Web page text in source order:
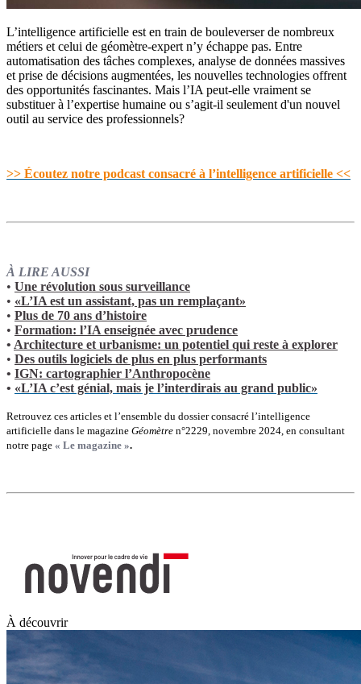
L’intelligence artificielle est en train de bouleverser de nombreux
métiers et celui de géomètre-expert n’y échappe pas. Entre
automatisation des tâches complexes, analyse de données massives
et prise de décisions augmentées, les nouvelles technologies offrent
des opportunités fascinantes. Mais l’IA peut-elle vraiment se
substituer à l’expertise humaine ou s’agit-il seulement d'un nouvel
outil au service des professionnels?
>> Écoutez notre podcast consacré à l’intelligence artificielle <<
À LIRE AUSSI
• Une révolution sous surveillance
• «L’IA est un assistant, pas un remplaçant»
• Plus de 70 ans d’histoire
• Formation: l’IA enseignée avec prudence
• Architecture et urbanisme: un potentiel qui reste à explorer
• Des outils logiciels de plus en plus performants
• IGN: cartographier l’Anthropocène
• «L’IA c’est génial, mais je l’interdirais au grand public»
Retrouvez ces articles et l’ensemble du dossier consacré l’intelligence
artificielle dans le magazine Géomètre n°2229, novembre 2024, en consultant
notre page « Le magazine ».
À découvrir